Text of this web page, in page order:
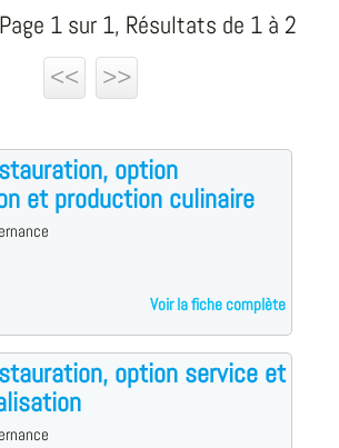
1 sur 1, Résultats de 1 à 2
<<
>>
option
et production culinaire
Voir la fiche complète
option service et